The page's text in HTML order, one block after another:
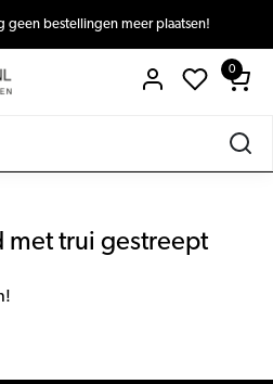
geen bestellingen meer plaatsen!
0
met trui gestreept